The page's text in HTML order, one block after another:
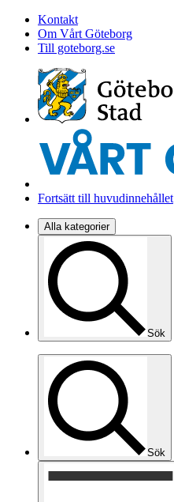
Kontakt
Om Vårt Göteborg
Till goteborg.se
Fortsätt till huvudinnehållet
Alla kategorier
Sök
Sök